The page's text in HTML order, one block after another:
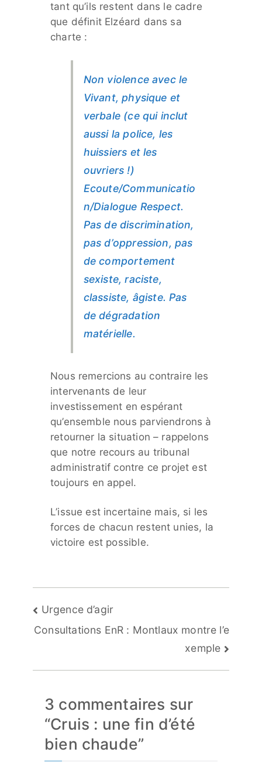
tant qu’ils restent dans le cadre
que définit Elzéard dans sa
charte :
Non violence avec le
Vivant, physique et
verbale (ce qui inclut
aussi la police, les
huissiers et les
ouvriers !)
Ecoute/Communicatio
n/Dialogue Respect.
Pas de discrimination,
pas d’oppression, pas
de comportement
sexiste, raciste,
classiste, âgiste. Pas
de dégradation
matérielle.
Nous remercions au contraire les
intervenants de leur
investissement en espérant
qu’ensemble nous parviendrons à
retourner la situation – rappelons
que notre recours au tribunal
administratif contre ce projet est
toujours en appel.
L’issue est incertaine mais, si les
forces de chacun restent unies, la
victoire est possible.
Navigation
de
Urgence d’agir
Consultations EnR : Montlaux montre l’e
xemple
3 commentaires sur
“Cruis : une fin d’été
bien chaude”